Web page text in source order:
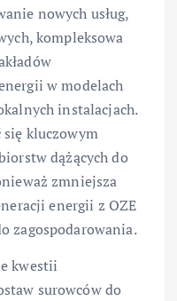
nowych usług,
kompleksowa
w modelach
instalacjach.
kluczowym
dążących do
zmniejsza
energii z OZE
zagospodarowania.
kwestii
surowców do